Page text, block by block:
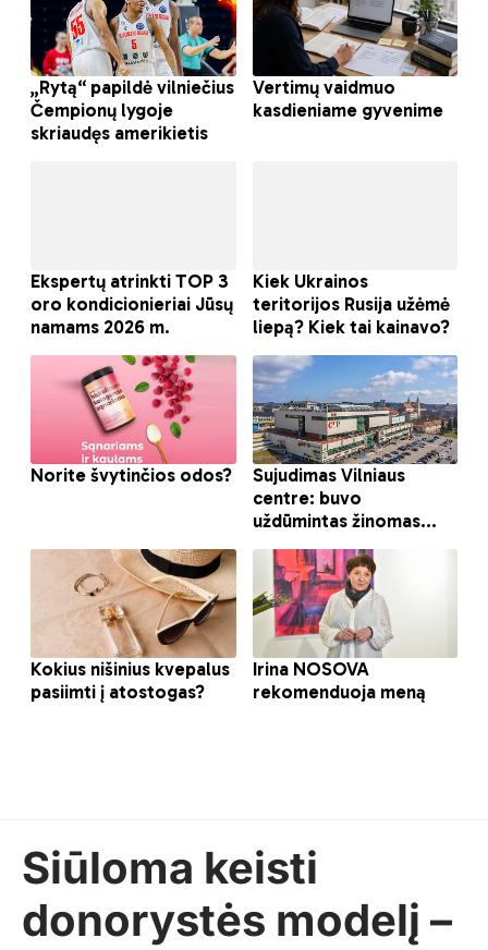
Siūloma keisti
donorystės modelį –